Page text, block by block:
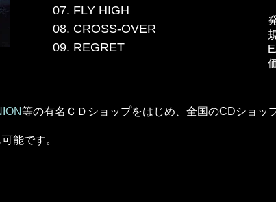
07. FLY HIGH
08. CROSS-OVER
09. REGRET
等の有名ＣＤショップをはじめ、全国のCDショッ
能です。